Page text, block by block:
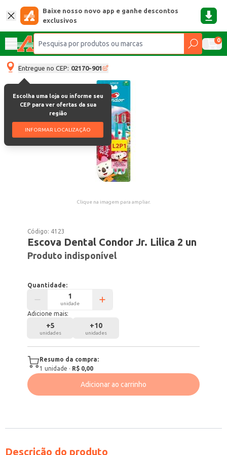
Baixe nosso novo app e ganhe descontos
exclusivos
0
Entregue no CEP: 02170-901
Escolha uma loja ou informe seu
CEP para ver ofertas da sua
região
INFORMAR LOCALIZAÇÃO
Clique na imagem para ampliar.
Código: 4123
Escova Dental Condor Jr. Lilica 2 un
Produto indisponível
Quantidade:
unidade
Adicione mais:
+5
unidades
+10
unidades
Resumo da compra:
1 unidade · R$ 0,00
Adicionar ao carrinho
Descrição do produto